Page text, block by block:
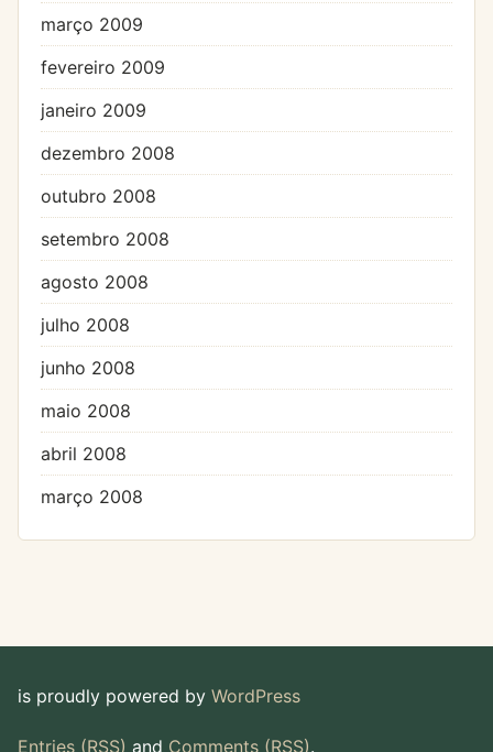
março 2009
fevereiro 2009
janeiro 2009
dezembro 2008
outubro 2008
setembro 2008
agosto 2008
julho 2008
junho 2008
maio 2008
abril 2008
março 2008
is proudly powered by WordPress
Entries (RSS) and Comments (RSS).